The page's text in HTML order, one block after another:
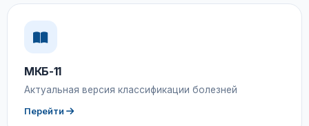
МКБ-11
Актуальная версия классификации болезней
Перейти